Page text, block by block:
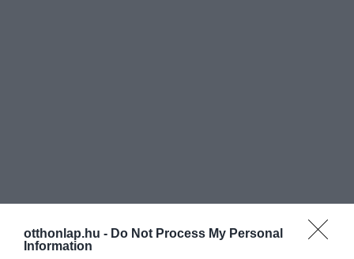
otthonlap.hu - Do Not Process My Personal
Information